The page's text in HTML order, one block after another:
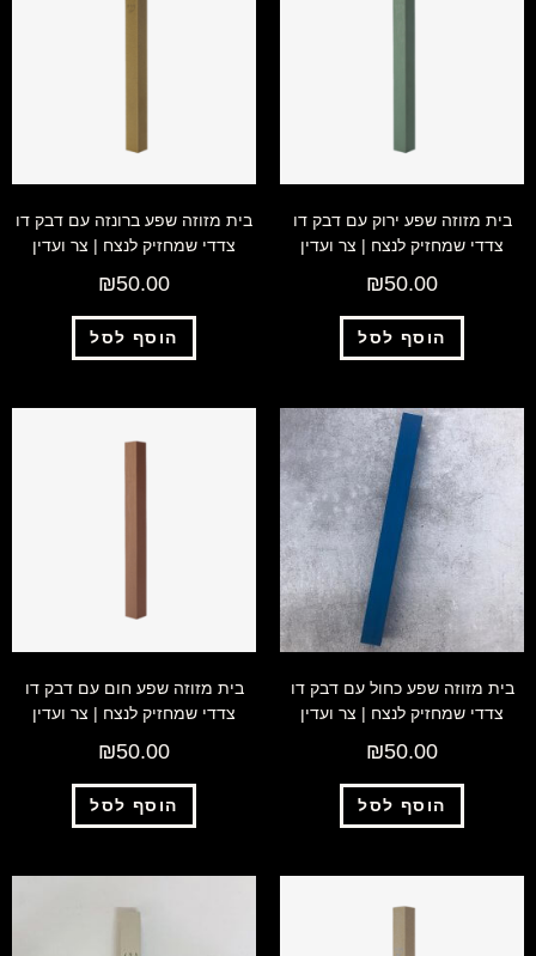
בית מזוזה שפע ירוק עם דבק דו
צדדי שמחזיק לנצח | צר ועדין
₪50.00
הוסף לסל
בית מזוזה שפע ברונזה עם דבק דו
צדדי שמחזיק לנצח | צר ועדין
₪50.00
הוסף לסל
בית מזוזה שפע כחול עם דבק דו
צדדי שמחזיק לנצח | צר ועדין
₪50.00
הוסף לסל
בית מזוזה שפע חום עם דבק דו
צדדי שמחזיק לנצח | צר ועדין
₪50.00
הוסף לסל